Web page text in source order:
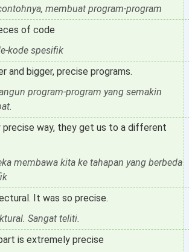
membuat program-program
of code
kode spesifik
and bigger, precise programs.
program-program yang semakin
precise way, they get us to a different
membawa kita ke tahapan yang berbeda
It was so precise.
Sangat teliti.
is extremely precise